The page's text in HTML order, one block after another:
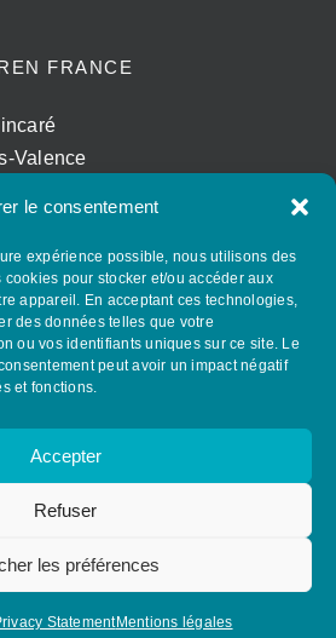
le consentement
expérience possible, nous utilisons des
pour stocker et/ou accéder aux
appareil. En acceptant ces technologies,
des données telles que votre
ou vos identifiants uniques sur ce site. Le
peut avoir un impact négatif
et fonctions.
Accepter
Refuser
les préférences
StatementMentions légales
FRANCE
Valence
56
SUR LES RÉSEAUX
reserved.